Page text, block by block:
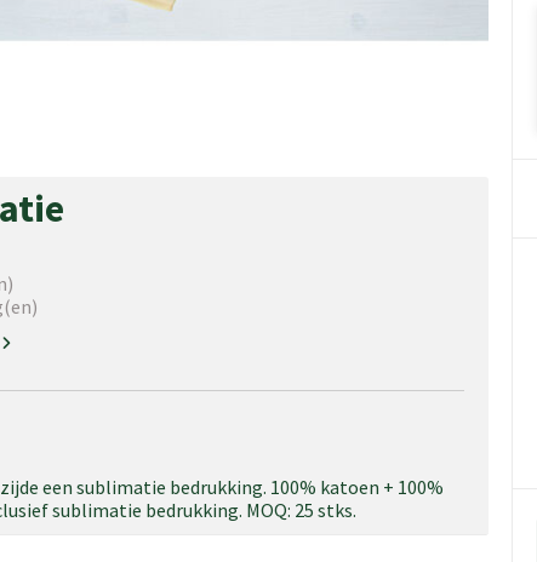
een sublimatie bedrukking. 100% katoen + 100%
sublimatie bedrukking. MOQ: 25 stks.